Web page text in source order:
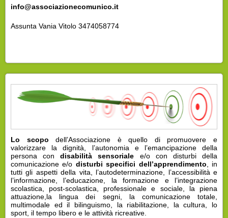
info@associazionecomunico.it
Assunta Vania Vitolo 3474058774
Lo scopo dell’Associazione è quello di promuovere e
valorizzare la dignità, l’autonomia e l’emancipazione della
persona condisabilità sensoriale e/o con disturbi della
comunicazione e/o disturbi specifici dell’apprendimento , in
tutti gli aspetti della vita, l’autodeterminazione, l’accessibilità e
l’informazione, l’educazione, la formazione e l’integrazione
scolastica, post-scolastica, professionale e sociale, la piena
attuazione,la lingua dei segni, la comunicazione totale,
multimodale ed il bilinguismo, la riabilitazione, la cultura, lo
sport, il tempo libero e le attività ricreative.